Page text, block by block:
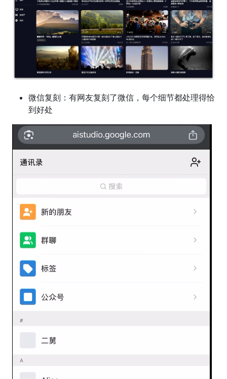
微信复刻：有网友复刻了微信，每个细节都处理得恰
到好处